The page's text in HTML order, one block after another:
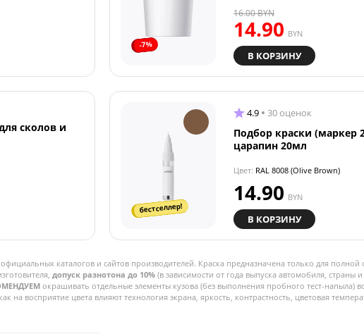
-7%
14.90 BYN
16.00BYN
В КОРЗИНУ
сколов и
бестселлер!
4.9 30 оценок
Подбор краски (маркер
царапин 20мл
Цвет: RAL 8008 (Olive Brown)
14.90 BYN
В КОРЗИНУ
каталогов и сайтов производителей. Краска предназначена только для
допуск разнотона до 10% (в зависимости от года выпуска автомобиля, страны
окрашивать отдельные элементы кузова (без выполнения пробного тест-напыла)
на восприятие цвета влияют технология экрана, яркость, контрастность, цветовая